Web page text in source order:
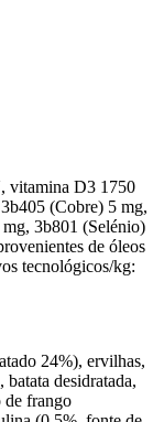
vitamina D3 1750
(Cobre) 5 mg,
3b801 (Selénio)
de óleos
tecnológicos/kg:
24%), ervilhas,
desidratada,
de frango